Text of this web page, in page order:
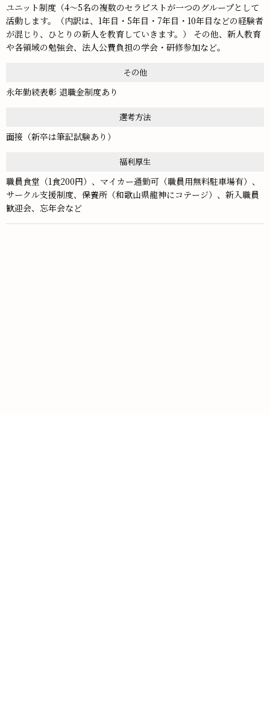
ユニット制度（4～5名の複数のセラピストが一つのグループとして
活動します。（内訳は、1年目・5年目・7年目・10年目などの経験者
が混じり、ひとりの新人を教育していきます。） その他、新人教育
や各領域の勉強会、法人公費負担の学会・研修参加など。
その他
永年勤続表彰 退職金制度あり
選考方法
面接（新卒は筆記試験あり）
福利厚生
職員食堂（1食200円）、マイカー通勤可（職員用無料駐車場有）、
サークル支援制度、保養所（和歌山県龍神にコテージ）、新入職員
歓迎会、忘年会など